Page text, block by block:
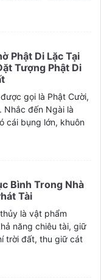
Phật Di Lặc Tại
Tượng Phật Di
gọi là Phật Cười,
Nhắc đến Ngài là
cái bụng lớn, khuôn
Bình Trong Nhà
Tài
là vật phẩm
năng chiêu tài, giữ
trời đất, thu giữ cát